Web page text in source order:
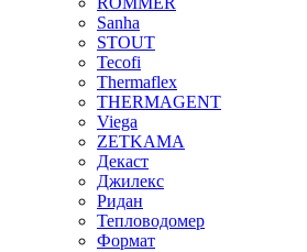
Sanha
STOUT
Tecofi
Thermaflex
THERMAGENT
Viega
ZETKAMA
Декаст
Джилекс
Ридан
Тепловодомер
Формат